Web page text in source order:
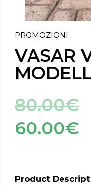
PROMOZIONI
VASAR
80.00€
60.00€
Product